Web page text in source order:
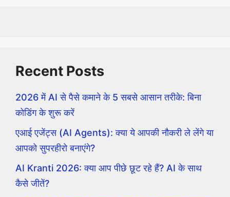
Recent Posts
2026 में AI से पैसे कमाने के 5 सबसे आसान तरीके: बिना
कोडिंग के शुरू करें
एआई एजेंट्स (AI Agents): क्या ये आपकी नौकरी ले लेंगे या
आपको सुपरहीरो बनाएंगे?
AI Kranti 2026: क्या आप पीछे छूट रहे हैं? AI के साथ
कैसे जीतें?